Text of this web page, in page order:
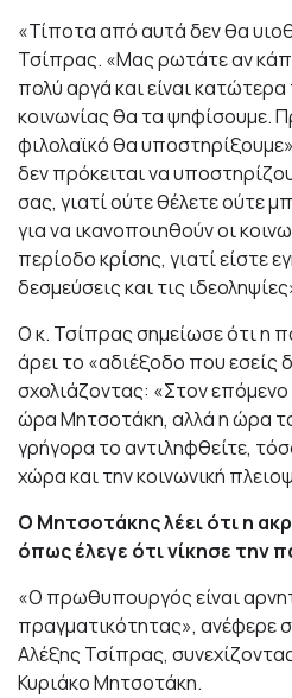
«Τίποτα από αυτά δεν θα
Τσίπρας. «Μας ρωτάτε αν
πολύ αργά και είναι
κοινωνίας θα τα ψηφίσουμε.
φιλολαϊκό θα
δεν πρόκειται να
σας, γιατί ούτε θέλετε ούτε
για να ικανοποιηθούν οι
περίοδο κρίσης, γιατί είστε
δεσμεύσεις και τις
Ο κ. Τσίπρας σημείωσε ότι η
άρει το «αδιέξοδο που εσείς
σχολιάζοντας: «Στον
ώρα Μητσοτάκη, αλλά η ώρα
γρήγορα το αντιληφθείτε,
χώρα και την κοινωνική
Ο Μητσοτάκης λέει ότι η
όπως έλεγε ότι νίκησε την
«Ο πρωθυπουργός είναι
πραγματικότητας», ανέφερε
Αλέξης Τσίπρας,
Κυριάκο Μητσοτάκη.